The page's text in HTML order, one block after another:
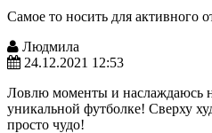
Самое то носить для активного
Людмила
24.12.2021 12:53
Ловлю моменты и наслаждаюсь
уникальной футболке!
просто чудо!